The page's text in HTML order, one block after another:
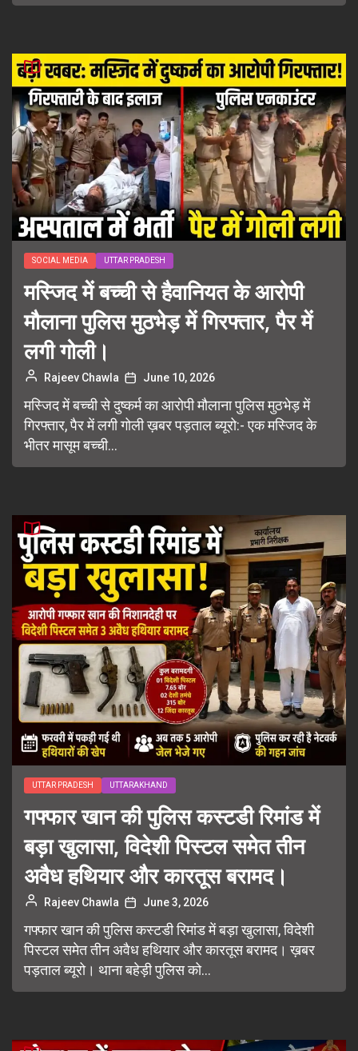
SOCIAL MEDIA UTTAR PRADESH
मस्जिद में बच्ची से हैवानियत के आरोपी
मौलाना पुलिस मुठभेड़ में गिरफ्तार, पैर में
लगी गोली।
Rajeev Chawla June 10, 2026
मस्जिद में बच्ची से दुष्कर्म का आरोपी मौलाना पुलिस मुठभेड़ में
गिरफ्तार, पैर में लगी गोली ख़बर पड़ताल ब्यूरो:- एक मस्जिद के
भीतर मासूम बच्ची...
UTTAR PRADESH UTTARAKHAND
गफ्फार खान की पुलिस कस्टडी रिमांड में
बड़ा खुलासा, विदेशी पिस्टल समेत तीन
अवैध हथियार और कारतूस बरामद।
Rajeev Chawla June 3, 2026
गफ्फार खान की पुलिस कस्टडी रिमांड में बड़ा खुलासा, विदेशी
पिस्टल समेत तीन अवैध हथियार और कारतूस बरामद। ख़बर
पड़ताल ब्यूरो। थाना बहेड़ी पुलिस को...